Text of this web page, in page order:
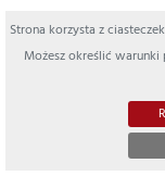
Strona korzysta z
Możesz określić